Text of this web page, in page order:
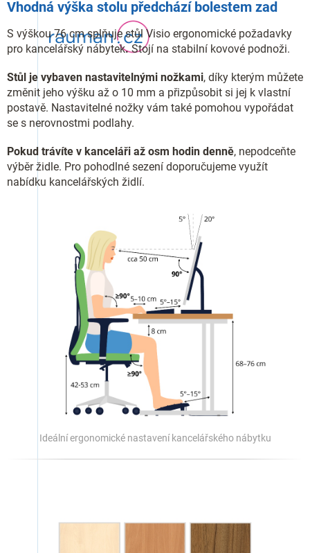
Vhodná výška stolu předchází bolestem zad
S výškou 76 cm splňuje stůl Visio ergonomické požadavky
pro kancelářský nábytek.Stojí na stabilní kovové podnoži.
Stůl je vybaven nastavitelnými nožkami, díky kterým můžete
změnit jeho výšku až o 10 mm a přizpůsobit si jej k vlastní
postavě. Nastavitelné nožky vám také pomohou vypořádat
se s nerovnostmi podlahy.
Pokud trávíte v kanceláři až osm hodin denně, nepodceňte
výběr židle. Pro pohodlné sezení doporučujeme využít
nabídku kancelářských židlí.
Ideální ergonomické nastavení kancelářského nábytku